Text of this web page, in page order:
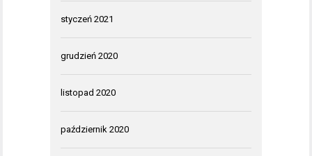
styczeń 2021
grudzień 2020
listopad 2020
październik 2020